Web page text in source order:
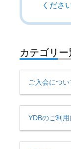
くださ
カテゴリ
ご入会につい
YDBのご利